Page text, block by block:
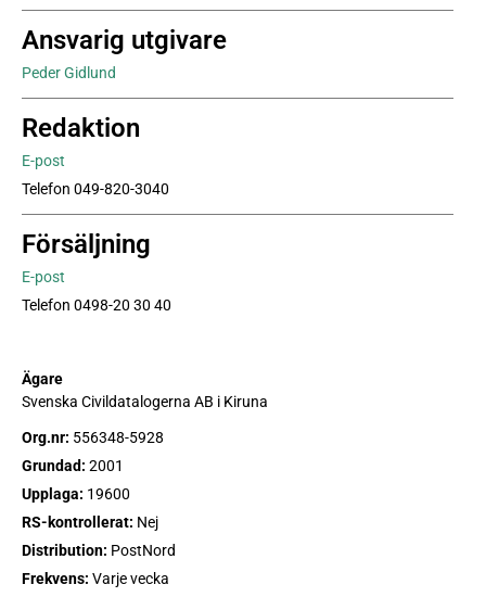
Ansvarig utgivare
Peder Gidlund
Redaktion
E-post
Telefon 049-820-3040
Försäljning
E-post
Telefon 0498-20 30 40
Ägare
Svenska Civildatalogerna AB i Kiruna
Org.nr: 556348-5928
Grundad: 2001
Upplaga: 19600
RS-kontrollerat: Nej
Distribution: PostNord
Frekvens: Varje vecka